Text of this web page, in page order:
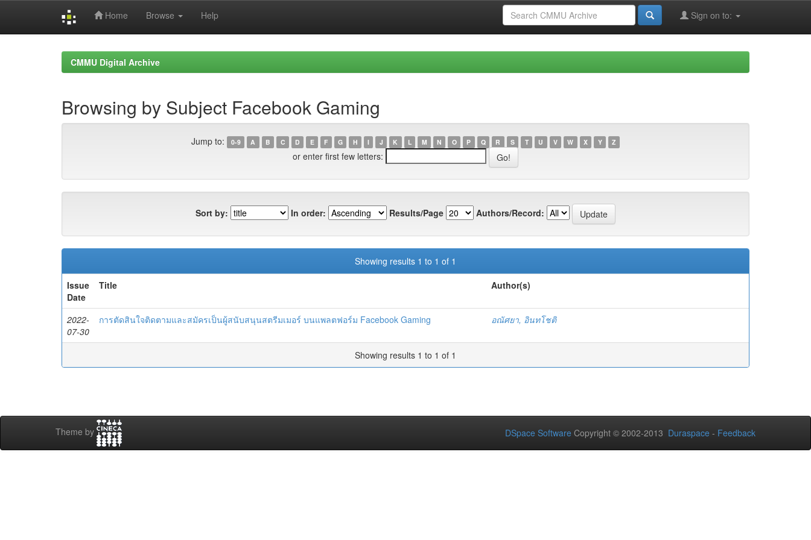
Home Browse Help Sign on to:
CMMU Digital Archive
Browsing by Subject Facebook Gaming
Jump to: 0-9 A B C D E F G H I J K L M N O P Q R S T U V W X Y Z
or enter first few letters:
Sort by: In order: Results/Page Authors/Record:
Showing results 1 to 1 of 1
Issue
Date
Title Author(s)
2022-
07-30
การตัดสินใจติดตามและสมัครเป็นผู้สนับสนุนสตรีมเมอร์ บนแพลตฟอร์ม Facebook Gaming อณัศยา, อินทโชติ
Showing results 1 to 1 of 1
Theme by DSpace Software Copyright © 2002-2013 Duraspace - Feedback